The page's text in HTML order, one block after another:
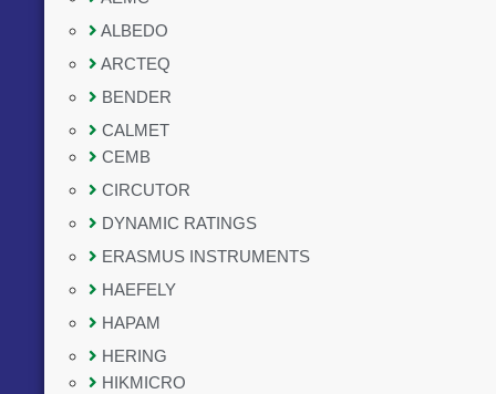
ALBEDO
ARCTEQ
BENDER
CALMET
CEMB
CIRCUTOR
DYNAMIC RATINGS
ERASMUS INSTRUMENTS
HAEFELY
HAPAM
HERING
HIKMICRO